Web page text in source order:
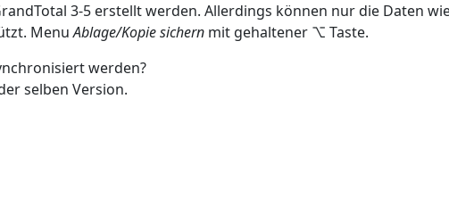
3-5 erstellt werden. Allerdings können nur die Daten
MenuAblage/Kopie sichern mit gehaltener ⌥ Taste.
werden?
selben Version.